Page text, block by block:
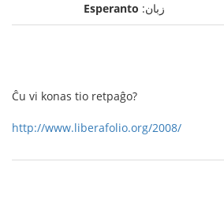
زبان: Esperanto
Ĉu vi konas tio retpaĝo?
http://www.liberafolio.org/2008/